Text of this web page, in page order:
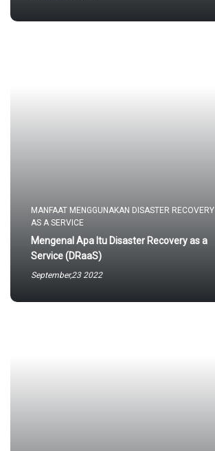
MANFAAT MENGGUNAKAN DISASTER RECOVERY
AS A SERVICE
Mengenal Apa Itu Disaster Recovery as a
Service (DRaaS)
September,23 2022